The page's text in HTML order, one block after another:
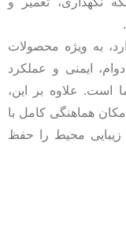
به ویژه محصولات
ایمنی و عملکرد
است. علاوه بر این،
هماهنگی کامل با
زیبایی محیط را حفظ